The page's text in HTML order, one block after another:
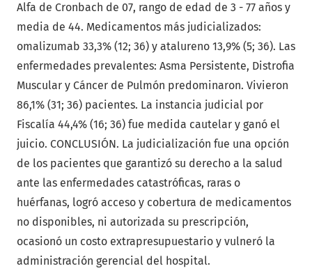
Alfa de Cronbach de 07, rango de edad de 3 - 77 años y
media de 44. Medicamentos más judicializados:
omalizumab 33,3% (12; 36) y atalureno 13,9% (5; 36). Las
enfermedades prevalentes: Asma Persistente, Distrofia
Muscular y Cáncer de Pulmón predominaron. Vivieron
86,1% (31; 36) pacientes. La instancia judicial por
Fiscalía 44,4% (16; 36) fue medida cautelar y ganó el
juicio. CONCLUSIÓN. La judicialización fue una opción
de los pacientes que garantizó su derecho a la salud
ante las enfermedades catastróficas, raras o
huérfanas, logró acceso y cobertura de medicamentos
no disponibles, ni autorizada su prescripción,
ocasionó un costo extrapresupuestario y vulneró la
administración gerencial del hospital.